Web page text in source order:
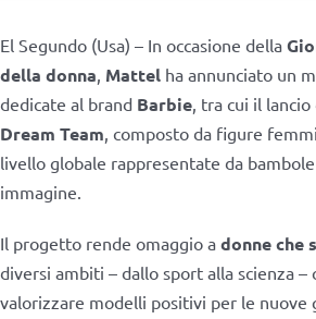
El Segundo (Usa) – In occasione della
della donna, Mattel ha annunciato un
dedicate al brand Barbie, tra cui il
Dream Team, composto da figure
livello globale rappresentate da
immagine.
Il progetto rende omaggio a donne che
diversi ambiti – dallo sport alla scienza –
valorizzare modelli positivi per le nuove